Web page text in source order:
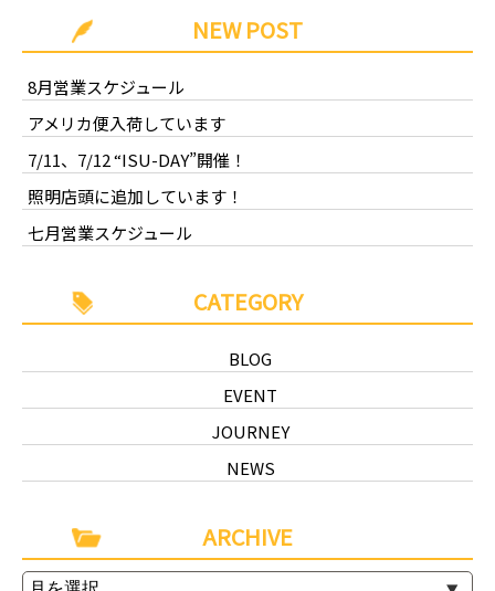
NEW POST
8月営業スケジュール
アメリカ便入荷しています
7/11、7/12 “ISU-DAY”開催！
照明店頭に追加しています！
七月営業スケジュール
CATEGORY
BLOG
EVENT
JOURNEY
NEWS
ARCHIVE